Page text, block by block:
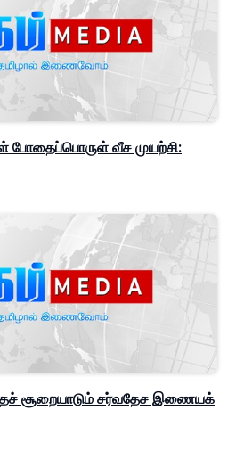
போதைப்பொருள் வீச முயற்சி:
சூறையாடும் சர்வதேச இணையக்